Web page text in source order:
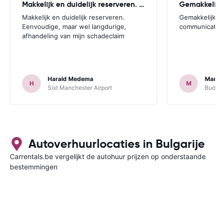
Makkelijk en duidelijk reserveren. Eenvoudige
Makkelijk en duidelijk reserveren.
Eenvoudige, maar wel langdurige,
afhandeling van mijn schadeclaim
H
Harald Medema
Sixt Manchester Airport
M
Autoverhuurlocaties in Bulgarije
Carrentals.be vergelijkt de autohuur prijzen op onderstaande
bestemmingen